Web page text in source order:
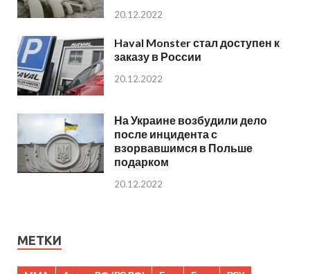
20.12.2022
Haval Monster стал доступен к
заказу в России
20.12.2022
На Украине возбудили дело
после инцидента с
взорвавшимся в Польше
подарком
20.12.2022
МЕТКИ